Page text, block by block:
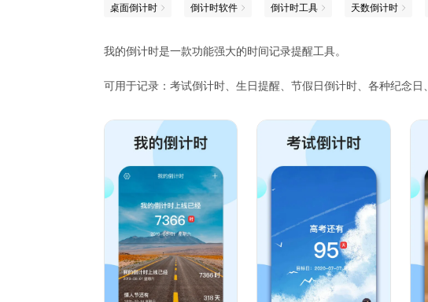
桌面倒计时 倒计时软件 倒计时工具 天数倒计时
我的倒计时是一款功能强大的时间记录提醒工具。
可用于记录：考试倒计时、生日提醒、节假日倒计时、各种纪念日
让您不再错过生命中的每一个重要日子。
===特色功能===
1、两种主题风格：简约、全屏，满足不同喜好。
2、支持公历和农历，可以按秒、分、时、天、天时分秒、年月天
3、大量高清图片，动态壁纸，让倒计时更美观
4、强大的提醒功能，可支持每天、每周、每月、每年以及单次
子。
5、支持录屏，一键分享，个性化表达您的心情。
6、支持添加精美桌面小组件，设置精美桌面主题。